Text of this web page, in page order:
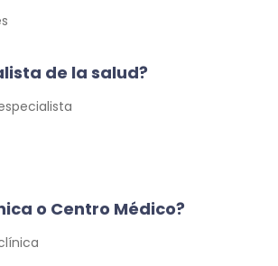
de la salud?
o Centro Médico?